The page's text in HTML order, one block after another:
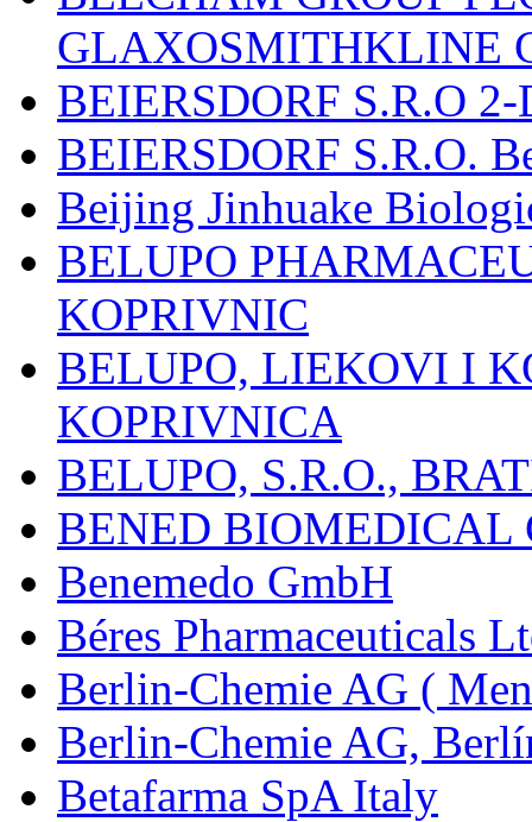
GLAXOSMITHKLINE
BEIERSDORF S.R.O
BEIERSDORF S.R.O.
Beijing Jinhuake
BELUPO
KOPRIVNIC
BELUPO, LIEKOVI I
KOPRIVNICA
BELUPO, S.R.O.,
BENED BIOMEDICAL
Benemedo GmbH
Béres Pharmaceuticals
Berlin-Chemie AG (
Berlin-Chemie AG,
Betafarma SpA Italy